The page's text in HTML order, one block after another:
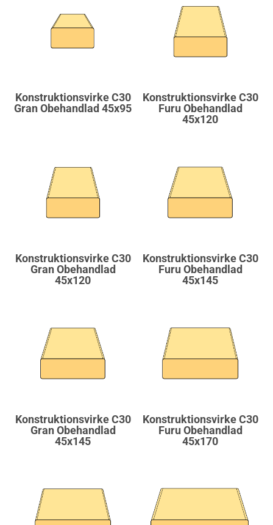
Konstruktionsvirke C30
Gran Obehandlad 45x95
Konstruktionsvirke C30
Furu Obehandlad
45x120
Konstruktionsvirke C30
Gran Obehandlad
45x120
Konstruktionsvirke C30
Furu Obehandlad
45x145
Konstruktionsvirke C30
Gran Obehandlad
45x145
Konstruktionsvirke C30
Furu Obehandlad
45x170